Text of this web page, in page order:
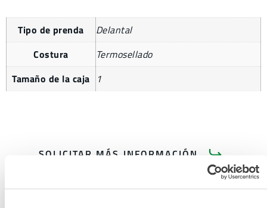
Tipo de prenda
Delantal
Costura
Termosellado
Tamaño de la caja
1
SOLICITAR MÁS INFORMACIÓN